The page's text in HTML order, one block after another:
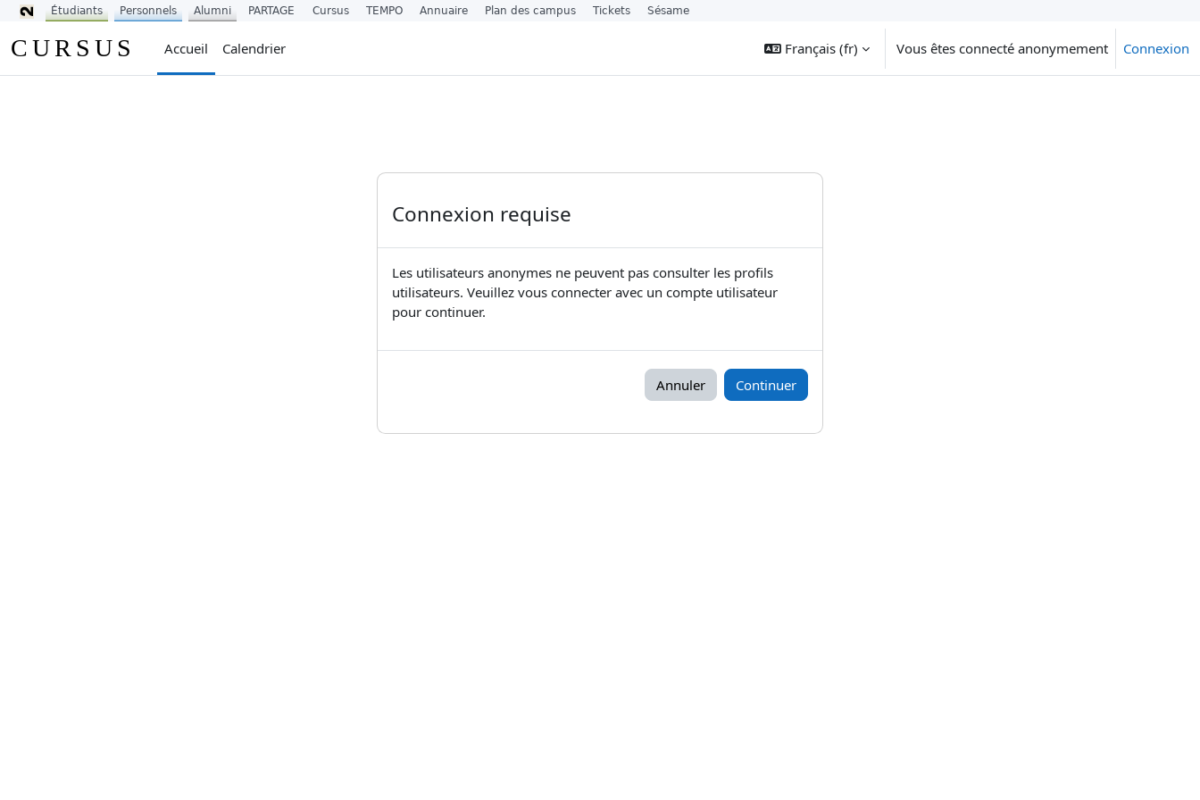
CURSUS Accueil Calendrier Français ‎(fr)‎ Vous êtes connecté anonymement Connexion
Connexion requise
Les utilisateurs anonymes ne peuvent pas consulter les profils
utilisateurs. Veuillez vous connecter avec un compte utilisateur
pour continuer.
Annuler Continuer
Étudiants Personnels Alumni PARTAGE Cursus TEMPO Annuaire Plan des campus Tickets Sésame